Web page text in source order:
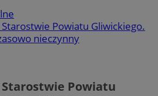
Powiatu Gliwickiego.
nieczynny
Powiatu